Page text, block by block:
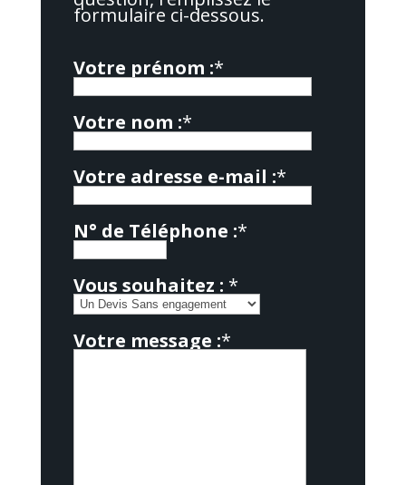
formulaire ci-dessous.
Votre prénom :*
Votre nom :*
Votre adresse e-mail :*
N° de Téléphone :*
Vous souhaitez : *
Votre message :*